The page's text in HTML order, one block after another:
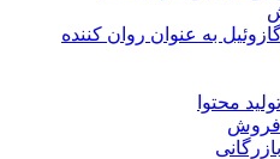
به عنوان روان کننده
محتوا
فروش